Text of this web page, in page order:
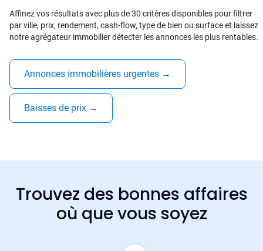
Affinez vos résultats avec plus de 30 critères disponibles pour filtrer
par ville, prix, rendement, cash-flow, type de bien ou surface et laissez
notre agrégateur immobilier détecter les annonces les plus rentables.
Annonces immobilières urgentes →
Baisses de prix →
Trouvez des bonnes affaires
où que vous soyez